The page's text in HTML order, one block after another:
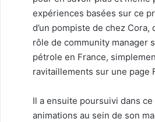
expériences basées sur ce
d’un pompiste de chez Cora,
rôle de community manager
pétrole en France,
ravitaillements sur une page
Il a ensuite poursuivi dans
animations au sein de son